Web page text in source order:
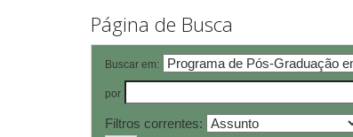
Página de Busca
Buscar em:
por
Filtros correntes: